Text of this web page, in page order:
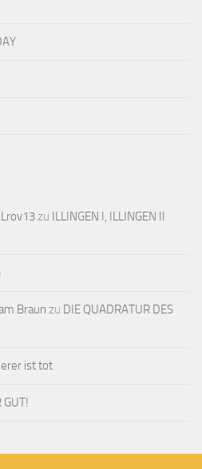
zu ILLINGEN I, ILLINGEN II
Braun zu DIE QUADRATUR DES
ist tot
GUT!